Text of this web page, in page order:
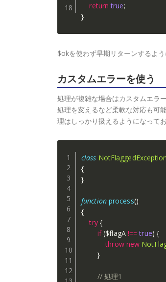
return true;
}
$okを使わず早期リターンするよ
カスタムエラーを使う
処理が複雑な場合はカスタムエラ
処理を変えるなど柔軟な対応も可
理はしっかり扱えるようになって
class NotFlaggedException
{
}
function process()
{
try {
if ($flagA !== true) {
throw new
}
// 処理1